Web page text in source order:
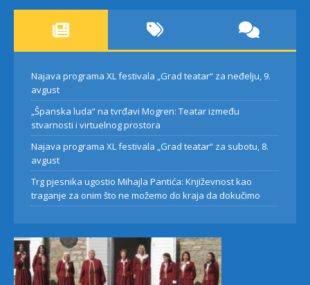
Najava programa XL festivala „Grad teatar“ za neđelju, 9.
avgust
„Španska luda“ na tvrđavi Mogren: Teatar između
stvarnosti i virtuelnog prostora
Najava programa XL festivala „Grad teatar“ za subotu, 8.
avgust
Trg pjesnika ugostio Mihajla Pantića: Književnost kao
traganje za onim što ne možemo do kraja da dokučimo